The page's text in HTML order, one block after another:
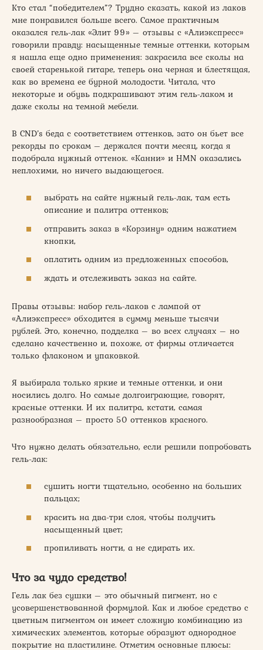
Кто стал “победителем”? Трудно сказать, какой из лаков
мне понравился больше всего. Самое практичным
оказался гель-лак «Элит 99» – отзывы с «Алиэкспресс»
говорили правду: насыщенные темные оттенки, которым
я нашла еще одно применения: закрасила все сколы на
своей старенькой гитаре, теперь она черная и блестящая,
как во времена ее бурной молодости. Читала, что
некоторые и обувь подкрашивают этим гель-лаком и
даже сколы на темной мебели.
В CND’s беда с соответствием оттенков, зато он бьет все
рекорды по срокам – держался почти месяц, когда я
подобрала нужный оттенок. «Канни» и HMN оказались
неплохими, но ничего выдающегося.
выбрать на сайте нужный гель-лак, там есть
описание и палитра оттенков;
отправить заказ в «Корзину» одним нажатием
кнопки,
оплатить одним из предложенных способов,
ждать и отслеживать заказ на сайте.
Правы отзывы: набор гель-лаков с лампой от
«Алиэкспресс» обходится в сумму меньше тысячи
рублей. Это, конечно, подделка – во всех случаях – но
сделано качественно и, похоже, от фирмы отличается
только флаконом и упаковкой.
Я выбирала только яркие и темные оттенки, и они
носились долго. Но самые долгоиграющие, говорят,
красные оттенки. И их палитра, кстати, самая
разнообразная – просто 50 оттенков красного.
Что нужно делать обязательно, если решили попробовать
гель-лак:
сушить ногти тщательно, особенно на больших
пальцах;
красить на два-три слоя, чтобы получить
насыщенный цвет;
пропиливать ногти, а не сдирать их.
Что за чудо средство!
Гель лак без сушки – это обычный пигмент, но с
усовершенствованной формулой. Как и любое средство с
цветным пигментом он имеет сложную комбинацию из
химических элементов, которые образуют однородное
покрытие на пластилине. Отметим основные плюсы: